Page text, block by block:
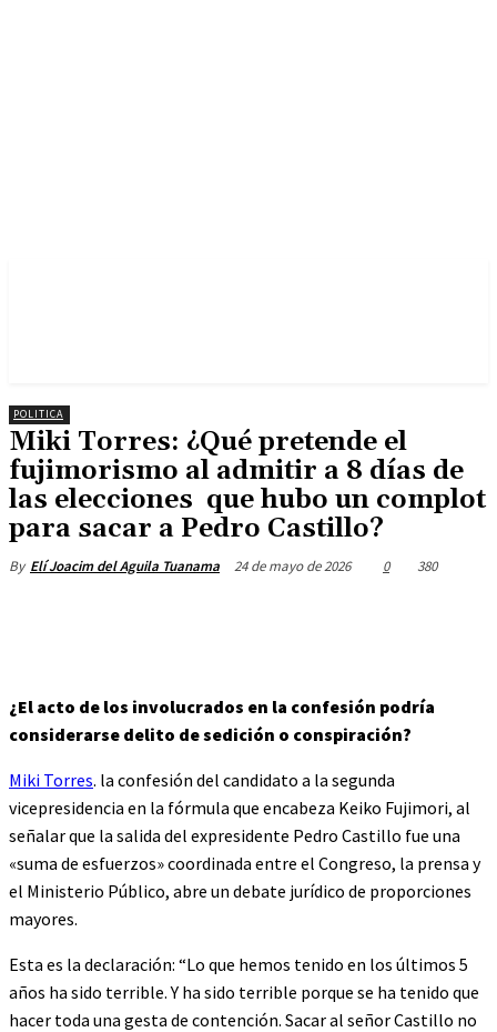
POLITICA
Miki Torres: ¿Qué pretende el
fujimorismo al admitir a 8 días de
las elecciones que hubo un complot
para sacar a Pedro Castillo?
By Elí Joacim del Aguila Tuanama 24 de mayo de 2026 0 380
¿El acto de los involucrados en la confesión podría
considerarse delito de sedición o conspiración?
Miki Torres. la confesión del candidato a la segunda
vicepresidencia en la fórmula que encabeza Keiko Fujimori, al
señalar que la salida del expresidente Pedro Castillo fue una
«suma de esfuerzos» coordinada entre el Congreso, la prensa y
el Ministerio Público, abre un debate jurídico de proporciones
mayores.
Esta es la declaración: “Lo que hemos tenido en los últimos 5
años ha sido terrible. Y ha sido terrible porque se ha tenido que
hacer toda una gesta de contención. Sacar al señor Castillo no